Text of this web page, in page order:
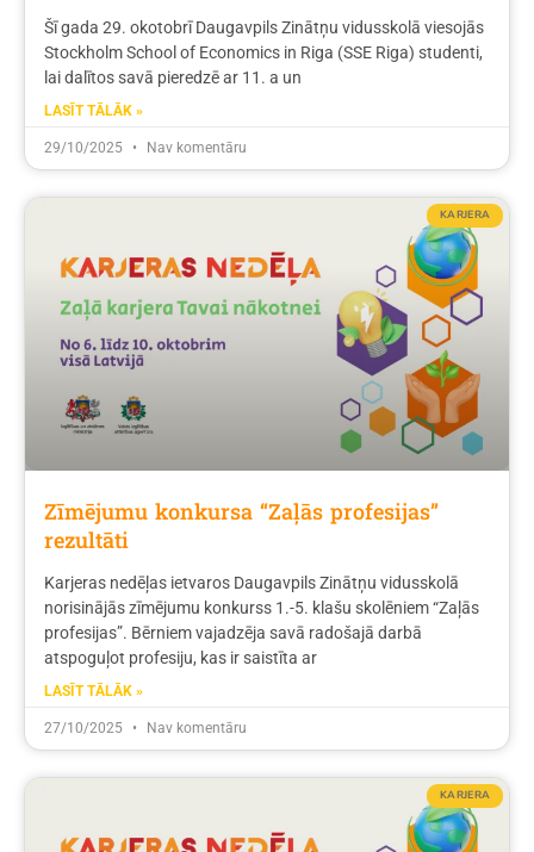
Šī gada 29. okotobrī Daugavpils Zinātņu vidusskolā viesojās
Stockholm School of Economics in Riga (SSE Riga) studenti,
lai dalītos savā pieredzē ar 11. a un
LASĪT TĀLĀK »
29/10/2025 Nav komentāru
KARJERA
Zīmējumu konkursa “Zaļās profesijas”
rezultāti
Karjeras nedēļas ietvaros Daugavpils Zinātņu vidusskolā
norisinājās zīmējumu konkurss 1.-5. klašu skolēniem “Zaļās
profesijas”. Bērniem vajadzēja savā radošajā darbā
atspoguļot profesiju, kas ir saistīta ar
LASĪT TĀLĀK »
27/10/2025 Nav komentāru
KARJERA